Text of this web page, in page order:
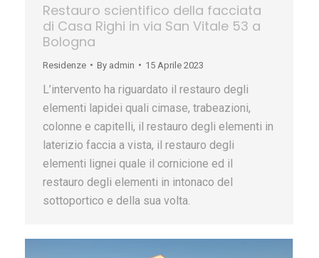
Restauro scientifico della facciata
di Casa Righi in via San Vitale 53 a
Bologna
Residenze By admin 15 Aprile 2023
L’intervento ha riguardato il restauro degli
elementi lapidei quali cimase, trabeazioni,
colonne e capitelli, il restauro degli elementi in
laterizio faccia a vista, il restauro degli
elementi lignei quale il cornicione ed il
restauro degli elementi in intonaco del
sottoportico e della sua volta.